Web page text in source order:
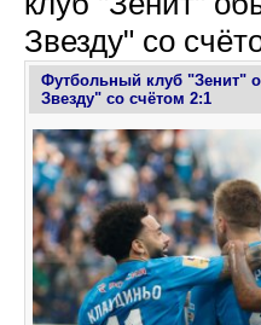
Звезду" со
Футбольный клуб "Зенит"
Звезду" со счётом 2:1